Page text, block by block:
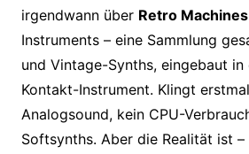
irgendwann über Retro
Instruments – eine Sammlung
und Vintage-Synths, eingebaut in
Kontakt-Instrument. Klingt
Analogsound, kein CPU-
Softsynths. Aber die Realität ist